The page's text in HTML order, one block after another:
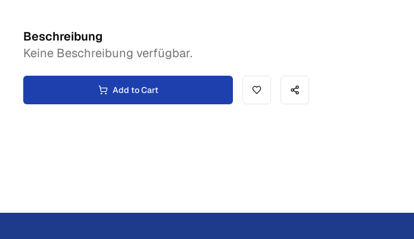
Beschreibung
Keine Beschreibung verfügbar.
Add to Cart